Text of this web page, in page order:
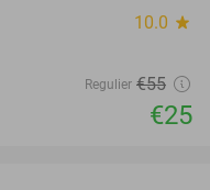
10.0 star
Regulier €55
€25